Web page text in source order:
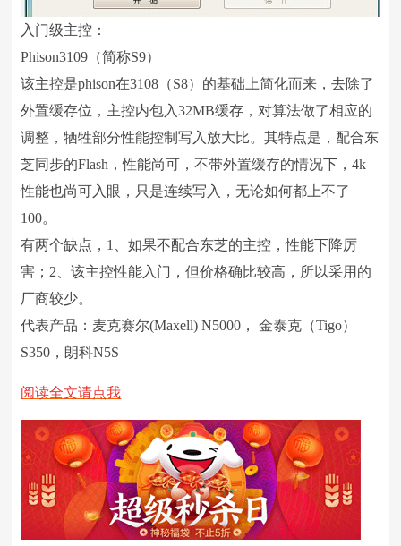
入门级主控：
Phison3109（简称S9）
该主控是phison在3108（S8）的基础上简化而来，去除了
外置缓存位，主控内包入32MB缓存，对算法做了相应的
调整，牺牲部分性能控制写入放大比。其特点是，配合东
芝同步的Flash，性能尚可，不带外置缓存的情况下，4k
性能也尚可入眼，只是连续写入，无论如何都上不了
100。
有两个缺点，1、如果不配合东芝的主控，性能下降厉
害；2、该主控性能入门，但价格确比较高，所以采用的
厂商较少。
代表产品：麦克赛尔(Maxell) N5000， 金泰克（Tigo）
S350，朗科N5S
阅读全文请点我